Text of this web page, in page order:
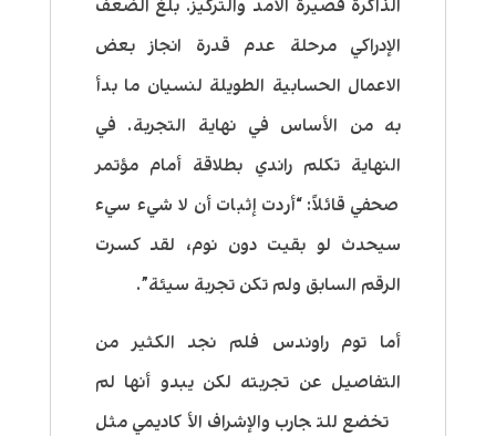
الذاكرة قصيرة الأمد والتركيز. بلغ الضعف
الإدراكي مرحلة عدم قدرة انجاز بعض
الاعمال الحسابية الطويلة لنسيان ما بدأ
به من الأساس في نهاية التجربة. في
النهاية تكلم راندي بطلاقة أمام مؤتمر
صحفي قائلاً: “أردت إثبات أن لا شيء سيء
سيحدث لو بقيت دون نوم، لقد كسرت
الرقم السابق ولم تكن تجربة سيئة”.
أما توم راوندس فلم نجد الكثير من
التفاصيل عن تجربته لكن يبدو أنها لم
تخضع للتجارب والإشراف الأكاديمي مثل